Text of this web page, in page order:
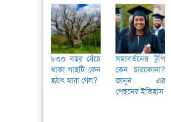
৮০০ বছর বেঁচে
থাকা গাছটি কেন
হঠাৎ মারা গেল?
সমাবর্তনের টুপি
কেন চারকোনা?
জানুন এর
পেছনের ইতিহাস